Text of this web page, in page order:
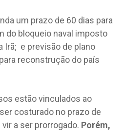
um prazo de 60 dias para
do bloqueio naval imposto
Irã; e previsão de plano
reconstrução do país
estão vinculados ao
costurado no prazo de
a ser prorrogado. Porém,